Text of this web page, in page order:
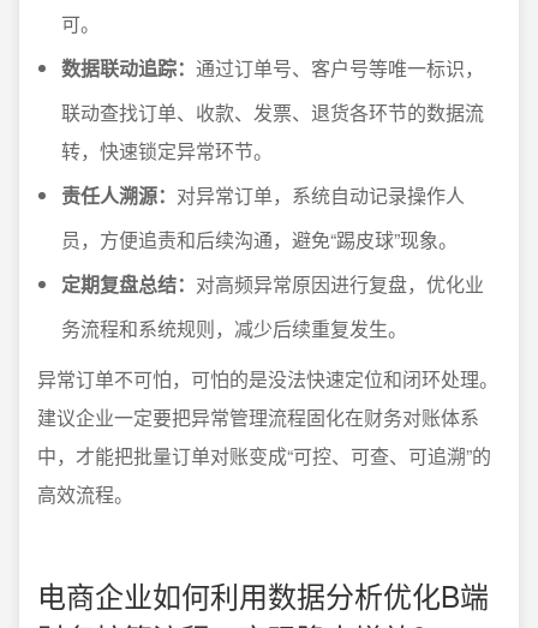
可。
数据联动追踪： 通过订单号、客户号等唯一标识，
联动查找订单、收款、发票、退货各环节的数据流
转，快速锁定异常环节。
责任人溯源： 对异常订单，系统自动记录操作人
员，方便追责和后续沟通，避免“踢皮球”现象。
定期复盘总结： 对高频异常原因进行复盘，优化业
务流程和系统规则，减少后续重复发生。
异常订单不可怕，可怕的是没法快速定位和闭环处理。
建议企业一定要把异常管理流程固化在财务对账体系
中，才能把批量订单对账变成“可控、可查、可追溯”的
高效流程。
电商企业如何利用数据分析优化B端